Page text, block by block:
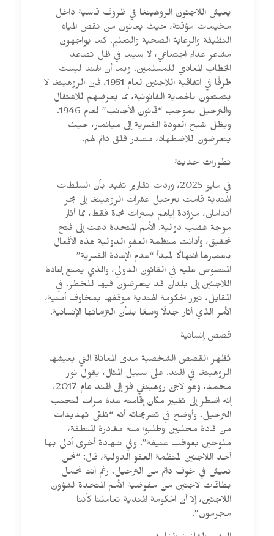
يعيش اللاجئون الروهينغا في ظروف قاسية داخل
مخيمات مؤقتة، حيث يعانون من نقص المياه
النظيفة والرعاية الصحية والتعليم. كما يواجهون
مشاعر عداء اجتماعي، لا سيما في ظل تصاعد
الخطاب المعادي للمسلمين. وبما أن الهند ليست
طرفًا في اتفاقية اللاجئين لعام 1951، فإن الروهينغا لا
يتمتعون بالحماية القانونية، مما يعرضهم للاعتقال
والترحيل بموجب “قانون الأجانب” لعام 1946.
ويظل شبح العودة القسرية إلى ميانمار، حيث
يتعرضون للاضطهاد، مصدر قلق دائم لهم.
تطورات حديثة
في مايو 2025، وردت تقارير تفيد بأن السلطات
الهندية قامت بترحيل عشرات الروهينغا إلى بحر
أندامان، مزوّدة إياهم بسترات نجاة فقط، مما أثار
موجة غضب دولية. الأمم المتحدة دعت إلى فتح
تحقيق، وأدانت منظمة العفو الدولية هذه الأفعال
باعتبارها انتهاكًا لمبدأ “عدم الإعادة القسرية”
المنصوص عليه في القانون الدولي، والذي يمنع إعادة
اللاجئين إلى بلدان قد يتعرضون فيها للخطر. في
المقابل، تبرر الحكومة الهندية موقفها بمخاوف أمنية،
الأمر الذي أثار جدلًا واسعًا بشأن التزاماتها الإنسانية.
قصص إنسانية
تُظهر القصص الشخصية مدى المعاناة التي يعيشها
الروهينغا في الهند. على سبيل المثال، يقول نور
محمد، وهو لاجئ روهينغي فرّ إلى الهند عام 2017،
إنه اضطر إلى تغيير مكان إقامته عدة مرات لتجنب
الترحيل. وأوضح في تصريحاته أنه “تلقّى تهديدات
من قادة محليين وطلبوا منه مغادرة المنطقة،
ملوحين بعواقب عنيفة”. وفي شهادة أخرى أدلى بها
أحد اللاجئين لمنظمة العفو الدولية، قال: “نحن
نعيش في خوف دائم من الترحيل. رغم أننا نحمل
بطاقات لاجئين من مفوضية الأمم المتحدة لشؤون
اللاجئين، إلا أن الحكومة الهندية تعاملنا كأننا
مجرمون”.